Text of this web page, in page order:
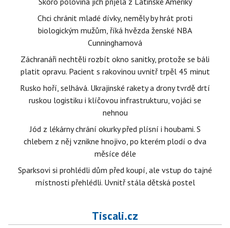
Chci chránit mladé dívky, neměly by hrát proti
biologickým mužům, říká hvězda ženské NBA
Cunninghamová
Záchranáři nechtěli rozbít okno sanitky, protože se báli
platit opravu. Pacient s rakovinou uvnitř trpěl 45 minut
Rusko hoří, selhává. Ukrajinské rakety a drony tvrdě drtí
ruskou logistiku i klíčovou infrastrukturu, vojáci se
nehnou
Jód z lékárny chrání okurky před plísní i houbami. S
chlebem z něj vznikne hnojivo, po kterém plodí o dva
měsíce déle
Sparksovi si prohlédli dům před koupí, ale vstup do tajné
místnosti přehlédli. Uvnitř stála dětská postel
Tiscali.cz